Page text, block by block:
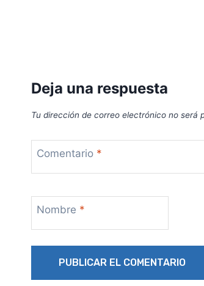
Deja una respuesta
Tu dirección de correo electrónico no será
Comentario *
Nombre *